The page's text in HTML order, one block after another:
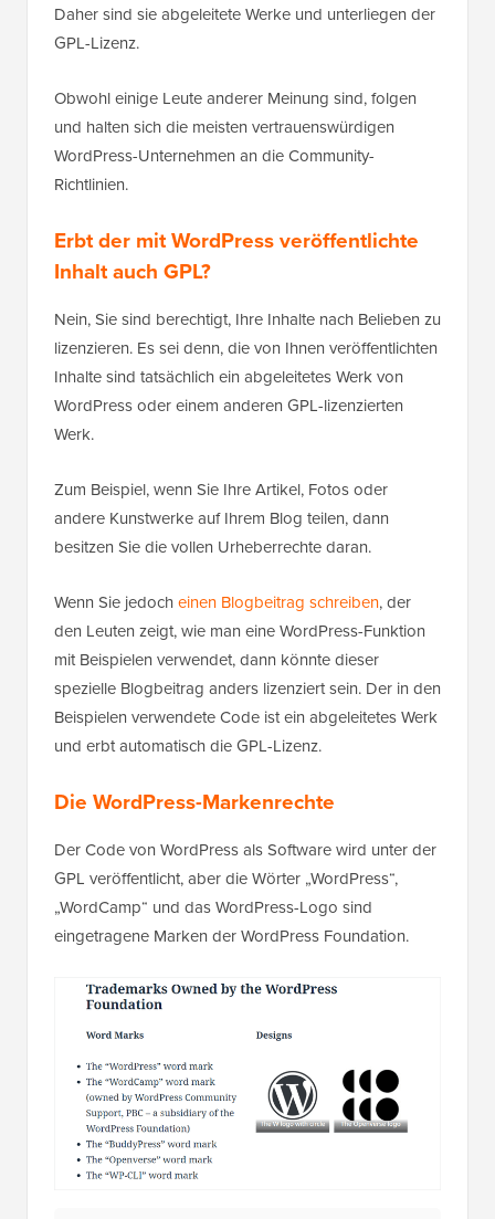
Daher sind sie abgeleitete Werke und unterliegen der
GPL-Lizenz.
Obwohl einige Leute anderer Meinung sind, folgen
und halten sich die meisten vertrauenswürdigen
WordPress-Unternehmen an die Community-
Richtlinien.
Erbt der mit WordPress veröffentlichte
Inhalt auch GPL?
Nein, Sie sind berechtigt, Ihre Inhalte nach Belieben zu
lizenzieren. Es sei denn, die von Ihnen veröffentlichten
Inhalte sind tatsächlich ein abgeleitetes Werk von
WordPress oder einem anderen GPL-lizenzierten
Werk.
Zum Beispiel, wenn Sie Ihre Artikel, Fotos oder
andere Kunstwerke auf Ihrem Blog teilen, dann
besitzen Sie die vollen Urheberrechte daran.
Wenn Sie jedocheinen Blogbeitrag schreiben, der
den Leuten zeigt, wie man eine WordPress-Funktion
mit Beispielen verwendet, dann könnte dieser
spezielle Blogbeitrag anders lizenziert sein. Der in den
Beispielen verwendete Code ist ein abgeleitetes Werk
und erbt automatisch die GPL-Lizenz.
Die WordPress-Markenrechte
Der Code von WordPress als Software wird unter der
GPL veröffentlicht, aber die Wörter „WordPress“,
„WordCamp“ und das WordPress-Logo sind
eingetragene Marken der WordPress Foundation.